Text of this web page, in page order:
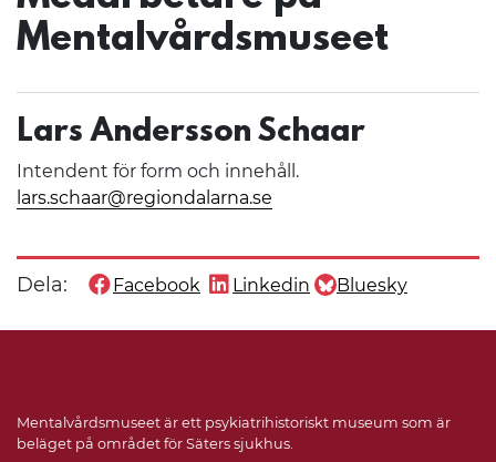
Mentalvårdsmuseet
Lars Andersson Schaar
Intendent för form och innehåll.
lars.schaar@regiondalarna.se
Dela: Dela denna sida på
Facebook
Dela denna sida på
Linkedin
Dela denna sida på
Bluesky
Mentalvårdsmuseet är ett psykiatrihistoriskt museum som är
beläget på området för Säters sjukhus.